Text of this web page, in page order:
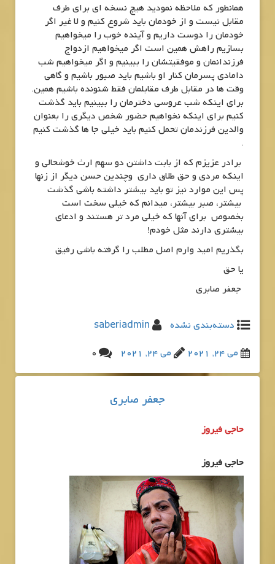
همانطور که ملاحظه نمودید هیچ نسخه ای برای طرف
مقابل نیست و از خودمان باید شروع کنیم و لا غیر اگر
خودمان را دوست داریم و آینده خوب را میخواهیم
بسازیم راهش همین است اگر میخواهیم ازدواج
فرزندانمان و موفقیتشان را ببینیم و اگر میخواهیم شب
دامادی پسرمان کنار او باشیم باید صبور باشیم و گاهی
وقت ها در مقابل طرف مقابلمان فقط شنونده باشیم همین.
برای اینکه شب عروسی دخترمان را ببینیم باید گذشت
کنیم برای اینکه نخواهیم حضور شخص دیگری را بعنوان
والدین فرزندمان تحمل کنیم باید خیلی جا ها گذشت کنیم
.
برادر عزیزم که از بابت داشتن دو سهم ارث خوشحالی و
اینکه مردی و حق طلاق داری وچندین حسن دیگر از زنها
پس این موارد نیز تو باید بیشتر داشته باشی گذشت
بیشتر، صبر بیشتر، میدانم که خیلی سخت است
بخصوص برای آنها که خیلی مرد تر هستند و ادعای
بیشتری دارند مثل خودم!
بگذریم امید وارم اصل مطلب را گرفته باشی رفیق
یا حق
جعفر صابری
دسته‌بندی نشده
saberiadmin
می 24, 2021
می 24, 2021 0
جعفر صابری
حاجی فیروز
حاجی فیروز